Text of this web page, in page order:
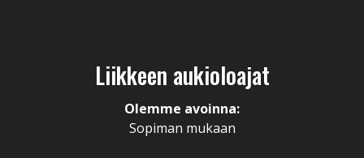
Liikkeen aukioloajat
Olemme avoinna:
Sopiman mukaan